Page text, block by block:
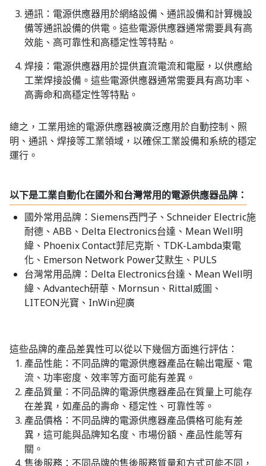
通訊：電源供應器用於網絡設備、通訊設備和計算機設
備等通訊設備的供電。這些電源供應器通常需要具有高
效能、高可靠性和高穩定性等特點。
焊接：電源供應器用於提供直流電流和電壓，以供應給
工業焊接設備。這些電源供應器通常需要具有高功率、
高壽命和高穩定性等特點。
總之，工業用途的電源供應器被廣泛應用於自動控制、照
明、通訊、焊接等工業領域，以確保工業設備和系統的穩定
運行。
以下是工業自動化在國外和台灣常用的電源供應器品牌：
國外常用品牌：Siemens西門子、Schneider Electric施
耐德、ABB、Delta Electronics台達、Mean Well明
緯、Phoenix Contact菲尼克斯、TDK-Lambda東電
化、Emerson Network Power艾默生、PULS
台灣常用品牌：Delta Electronics台達、Mean Well明
緯、Advantech研華、Mornsun、Rittal威圖、
LITEON光寶、InWin迎廣
這些品牌的產品差異性可以從以下幾個方面進行評估：
產品性能：不同品牌的電源供應器產品在輸出電壓、電
流、功率密度、效率等方面可能有差異。
產品質量：不同品牌的電源供應器產品在質量上可能存
在差異，如產品的壽命、穩定性、可靠性等。
產品價格：不同品牌的電源供應器產品價格可能有差
異，這可能與品牌知名度、市場份額、產品性能等有
關。
售後服務：不同品牌的售後服務質量和方式可能不同，